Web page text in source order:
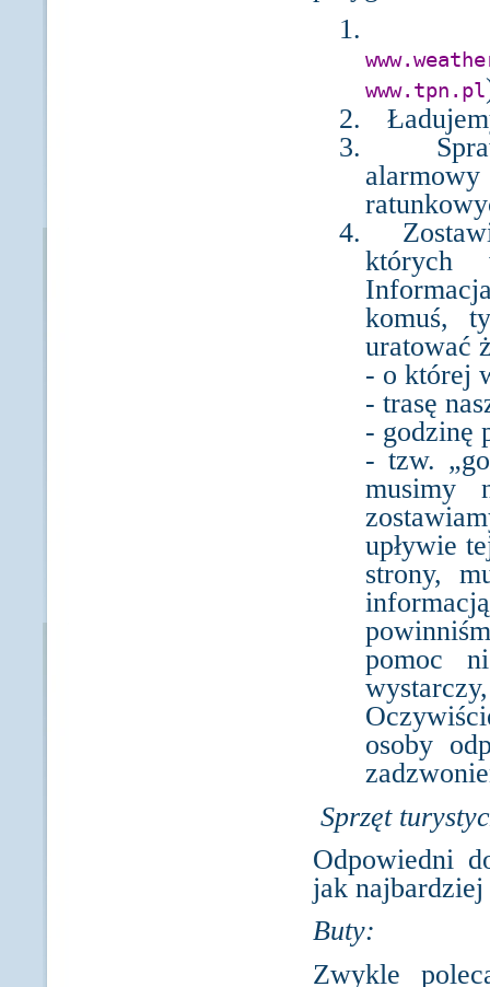
1.
www.tpn.pl
2.
3.
4.
których
komuś,
uratować
- o której
- trasę
- godzinę
- tzw.
musimy
upływie
strony,
pomoc
osoby
Sprzęt
Odpowiedni
jak
Buty:
Zwykle